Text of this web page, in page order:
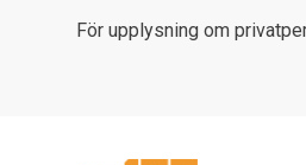
För upplysning om